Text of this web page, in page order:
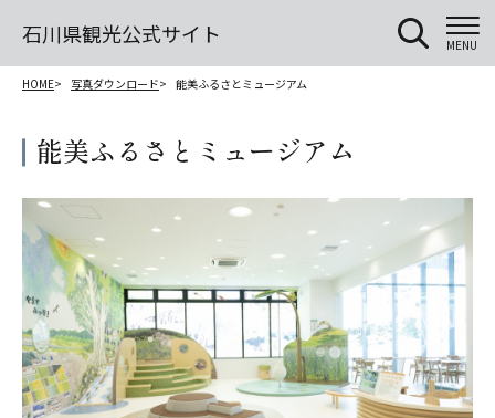
石川県観光公式サイト MENU
HOME 写真ダウンロード 能美ふるさとミュージアム
能美ふるさとミュージアム